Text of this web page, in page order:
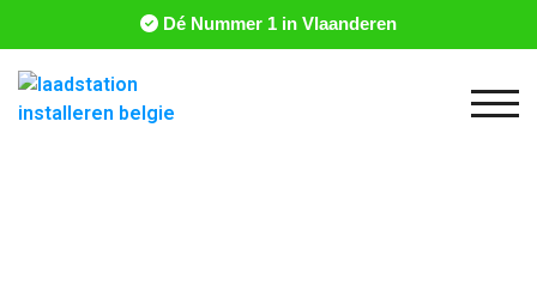
Dé Nummer 1 in Vlaanderen